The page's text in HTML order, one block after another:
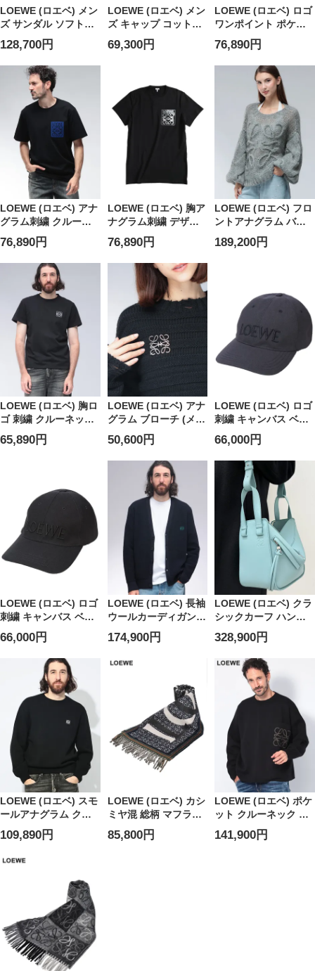
LOEWE (ロエベ) メン
ズ サンダル ソフトカ
ーフスキン アナグラ
ムロゴ スライドサン
ダル LEM616465X22
128,700円
LOEWE (ロエベ) メン
ズ キャップ コットン
L刺繍パッチ ６パネル
ベースボールキャップ
69,300円
LOEWE (ロエベ) ロゴ
ワンポイント ポケッ
ト コットン 長袖 Tシ
ャツ LEH526Y24J04
メンズ
76,890円
LOEWE (ロエベ) アナ
グラム刺繍 クルーネ
ック 半袖 Tシャツ
LEH526Y22XAT メン
ズ
76,890円
LOEWE (ロエベ) 胸ア
ナグラム刺繍 デザイ
ン 半袖 Tシャツ
LEH526Y22X25 メン
ズ
76,890円
LOEWE (ロエベ) フロ
ントアナグラム バル
ーンスリーブ ニット
LELS359Y14KBO レ
189,200円
LOEWE (ロエベ) 胸ロ
ゴ 刺繍 クルーネック
半袖 Tシャツ
LEH526Y22X75 メン
65,890円
LOEWE (ロエベ) アナ
グラム ブローチ (メタ
ル) LELJ000245X10
レディース
50,600円
LOEWE (ロエベ) ロゴ
刺繍 キャンバス ベー
スボールキャップ
LEK820358X81 メン
ズ
66,000円
LOEWE (ロエベ) ロゴ
刺繍 キャンバス ベー
スボールキャップ
LEK820358X36 メン
66,000円
LOEWE (ロエベ) 長袖
ウールカーディガン
アナグラムロゴ刺繍
LEH526Y16KA1 メン
174,900円
LOEWE (ロエベ) クラ
シックカーフ ハンモ
ックバッグ コンパク
ト レディース
328,900円
LOEWE (ロエベ) スモ
ールアナグラム クル
ーネック ニット メン
ズ
109,890円
LOEWE (ロエベ) カシ
ミヤ混 総柄 マフラー
LELF606257X51 メン
ズ
85,800円
LOEWE (ロエベ) ポケ
ット クルーネック ニ
ット ANAGRAM
POCKET
141,900円